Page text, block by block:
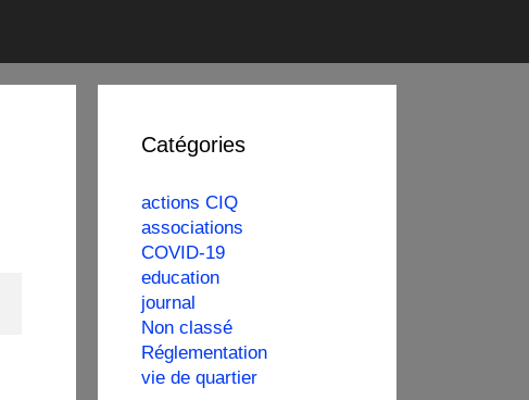
Catégories
actions CIQ
associations
COVID-19
education
journal
Non classé
Réglementation
vie de quartier